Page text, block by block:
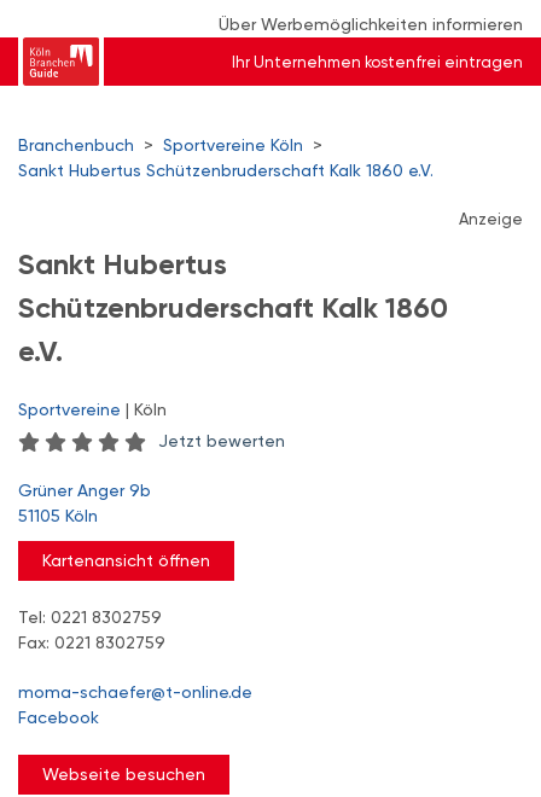
Über Werbemöglichkeiten informieren
Ihr Unternehmen kostenfrei eintragen
Branchenbuch > Sportvereine Köln
>
Sankt Hubertus Schützenbruderschaft Kalk 1860 e.V.
Anzeige
Sankt Hubertus
Schützenbruderschaft Kalk 1860
e.V.
Sportvereine | Köln
Jetzt bewerten
Grüner Anger 9b
51105 Köln
Kartenansicht öffnen
Tel: 0221 8302759
Fax: 0221 8302759
moma-schaefer@t-online.de
Facebook
Webseite besuchen